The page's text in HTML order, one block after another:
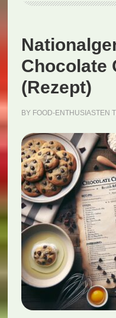
Chocolate
(Rezept)
BY FOOD-ENTHUSIASTEN